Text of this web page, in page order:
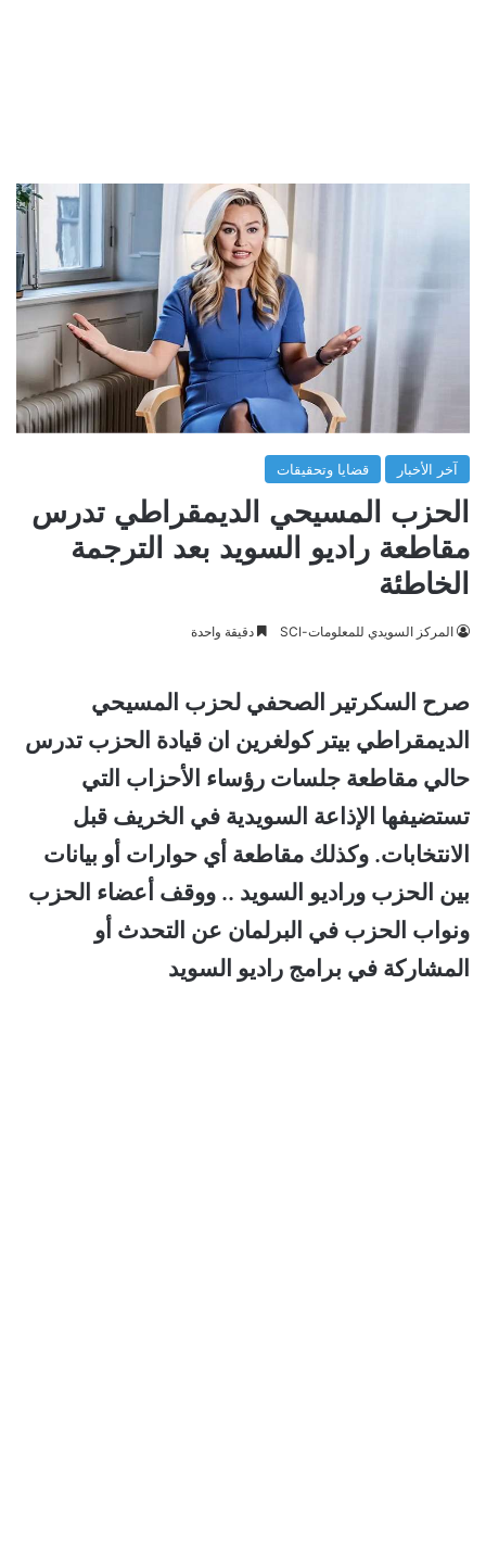
آخر الأخبار قضايا وتحقيقات
الحزب المسيحي الديمقراطي تدرس
مقاطعة راديو السويد بعد الترجمة
الخاطئة
المركز السويدي للمعلومات-SCI دقيقة واحدة
صرح السكرتير الصحفي لحزب المسيحي
الديمقراطي بيتر كولغرين ان قيادة الحزب تدرس
حالي مقاطعة جلسات رؤساء الأحزاب التي
تستضيفها الإذاعة السويدية في الخريف قبل
الانتخابات. وكذلك مقاطعة أي حوارات أو بيانات
بين الحزب وراديو السويد .. ووقف أعضاء الحزب
ونواب الحزب في البرلمان عن التحدث أو
المشاركة في برامج راديو السويد